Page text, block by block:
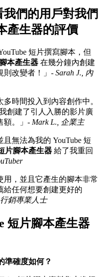
們的用戶對我們
產生器的評價
短片撰寫腳本，但
本產生器 在幾分鐘內創建
則改變者！」- Sarah J., 內
多時間投入到內容創作中。
創建了引人入勝的影片廣
額。」- Mark L., 企業主
無法為我的 YouTube 短
片腳本產生器 給了我重回
用，並且它產生的腳本非常
給任何想要創建更好的
銷專業人士
短片腳本產生器
準確度如何？